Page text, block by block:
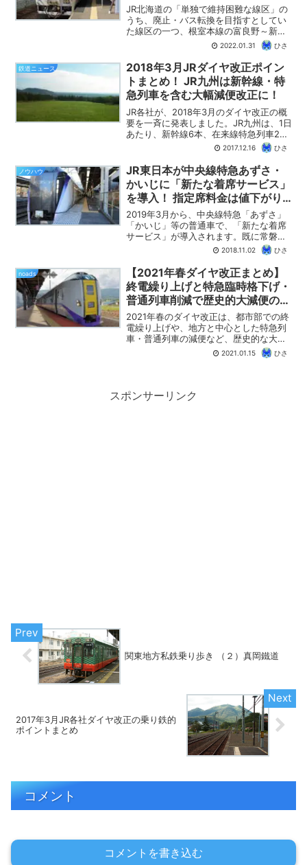
JR北海道の「単独で維持困難な線区」の
うち、廃止・バス転換を目指すとしてい
た線区の一つ、根室本線の富良野～新得
間について、沿線自治体が存続を断念、
バス転換の協議を進めていくこととなり
ました。これにより、同区間の廃止は事
実上決定。今後は、廃止...
2022.01.31 ひさ
鉄道ニュース
2018年3月JRダイヤ改正ポイン
トまとめ！ JR九州は新幹線・特
急列車を含む大幅減便改正に！
JR各社が、2018年3月のダイヤ改正の概
要を一斉に発表しました。JR九州は、1日
あたり、新幹線6本、在来線特急列車24
本、快速・普通列車87本の合計117本もの
大幅減便となります。この記事では、乗
り鉄的に気になるダイヤ改正のポイント
をまと...
2017.12.16 ひさ
ノウハウ
JR東日本が中央線特急あずさ・
かいじに「新たな着席サービス」
を導入！ 指定席料金は値下がり
も、回数券廃止・トクだ値大幅値
上げか？
2019年3月から、中央線特急「あずさ」
「かいじ」等の普通車で、「新たな着席
サービス」が導入されます。既に常磐線
特急では導入されている方式ですが、特
急車両が新型のE353系に統一される
2019年3月から、中央線特急でも導入す
ることになります...
2018.11.02 ひさ
noads
【2021年春ダイヤ改正まとめ】
終電繰り上げと特急臨時格下げ・
普通列車削減で歴史的大減便の改
正！
2021年春のダイヤ改正は、都市部での終
電繰り上げや、地方と中心とした特急列
車・普通列車の減便など、歴史的な大減
便の様相となっています。このページで
は、JR各社や大手私鉄各社の2021年春の
2021.01.15 ひさ
スポンサーリンク
関東地方私鉄乗り歩き （２）真岡鐵道
2017年3月JR各社ダイヤ改正の乗り鉄的
ポイントまとめ
コメント
コメントを書き込む